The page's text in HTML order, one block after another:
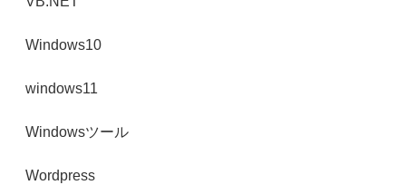
Windows10
windows11
Windowsツール
Wordpress